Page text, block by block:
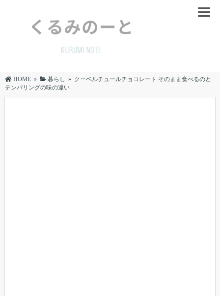
HOME » 暮らし » クーベルチュールチョコレート そのまま食べるのと
テンパリングの味の違い